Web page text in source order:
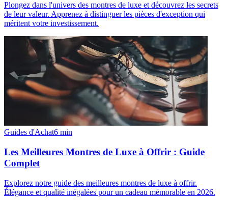
Plongez dans l'univers des montres de luxe et découvrez les secrets
de leur valeur. Apprenez à distinguer les pièces d'exception qui
méritent votre investissement.
Guides d'Achat6 min
Les Meilleures Montres de Luxe à Offrir : Guide
Complet
Explorez notre guide des meilleures montres de luxe à offrir.
Élégance et qualité inégalées pour un cadeau mémorable en 2026.